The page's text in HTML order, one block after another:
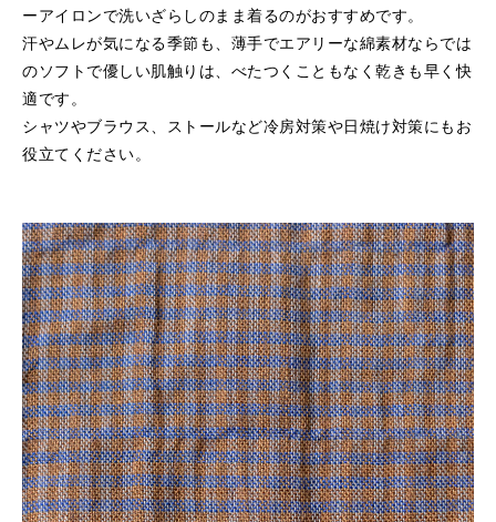
ーアイロンで洗いざらしのまま着るのがおすすめです。
汗やムレが気になる季節も、薄手でエアリーな綿素材ならでは
のソフトで優しい肌触りは、べたつくこともなく乾きも早く快
適です。
シャツやブラウス、ストールなど冷房対策や日焼け対策にもお
役立てください。